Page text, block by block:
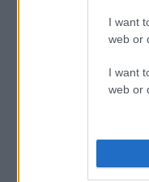
I want
web or
I want
web or